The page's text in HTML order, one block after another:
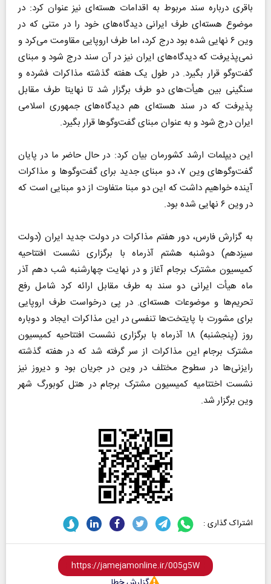
باقری درباره سند مربوط به اقدامات هسته‌ای نیز عنوان کرد: در
موضوع هسته‌ای طرف ایرانی دیدگاه‌های خود را در متنی که در
وین ۶ نهایی شده بود درج کرد، اما طرف اروپایی مقاومت می‌کرد و
نمی‌پذیرفت که دیدگاه‌های ایران نیز در آن سند درج شود و مبنای
گفت‌وگو قرار بگیرد. در طول یک هفته‌ گذشته مذاکرات فشرده و
سنگینی بین هیأت‌های دو طرف برگزار شد تا نهایتا طرف مقابل
پذیرفت که در سند هسته‌ای هم دیدگاه‌های جمهوری اسلامی
ایران درج شود و به عنوان مبنای گفت‌وگوها قرار بگیرد.
این دیپلمات ارشد کشورمان بیان کرد: در حال حاضر ما در پایان
گفت‌وگوهای وین ۷، دو مبنای جدید برای گفت‌وگوها و مذاکرات
آینده خواهیم داشت که این دو مبنا متفاوت از دو مبنایی است که
در وین ۶ نهایی شده بود.
به گزارش فارس، دور هفتم مذاکرات در دولت جدید ایران (دولت
سیزدهم) دوشنبه هشتم آذرماه با برگزاری نشست افتتاحیه
کمیسیون مشترک برجام آغاز و در نهایت چهارشنبه شب دهم آذر
ماه هیأت ایرانی دو سند به طرف مقابل ارائه کرد شامل رفع
تحریم‌ها و موضوعات هسته‌ای. در پی درخواست طرف اروپایی
برای مشورت با پایتخت‌ها تنفسی در این مذاکرات ایجاد و دوباره
روز (پنجشنبه) ۱۸ آذرماه با برگزاری نشست افتتاحیه کمیسیون
مشترک برجام این مذاکرات از سر گرفته شد که در هفته گذشته
رایزنی‌ها در سطوح مختلف در وین در جریان بود و دیروز نیز
نشست اختتامیه کمیسیون مشترک برجام در هتل کوبورگ شهر
وین برگزار شد.
اشتراک گذاری :